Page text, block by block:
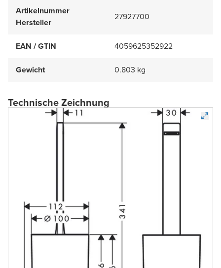
Artikelnummer
Hersteller
27927700
EAN / GTIN 4059625352922
Gewicht 0.803 kg
Technische Zeichnung